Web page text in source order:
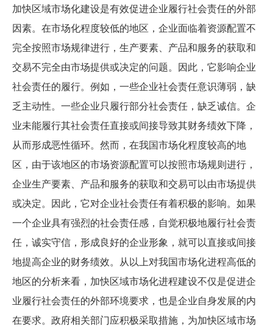
加快区域市场化建设是有效促进企业履行社会责任的外部
因素。在市场化程度较低的地区，企业面临着资源配置不
完全按照市场规律进行，生产要素、产品和服务的获取和
交易不完全由市场提供或决定的问题。因此，它影响企业
社会责任的履行。例如，一些企业社会责任意识薄弱，缺
乏主动性。一些企业只履行部分社会责任，缺乏诚信。企
业未能履行其社会责任直接或间接导致其财务绩效下降，
从而形成恶性循环。然而，在我国市场化程度较高的地
区，由于该地区的市场资源配置可以按照市场规则进行，
企业生产要素、产品和服务的获取和交易可以由市场提供
或决定。因此，它对企业社会责任有着积极的影响。如果
一个企业具有强烈的社会责任感，自觉积极地履行社会责
任，诚实守信，形成良好的企业形象，就可以直接或间接
地提高企业的财务绩效。从以上对我国市场化进程高低的
地区的分析来看，加快区域市场化进程建设不仅是促进企
业履行社会责任的外部环境要求，也是企业自身发展的内
在要求。政府相关部门应积极采取措施，为加快区域市场